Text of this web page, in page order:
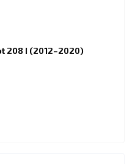
208 I (2012–2020)